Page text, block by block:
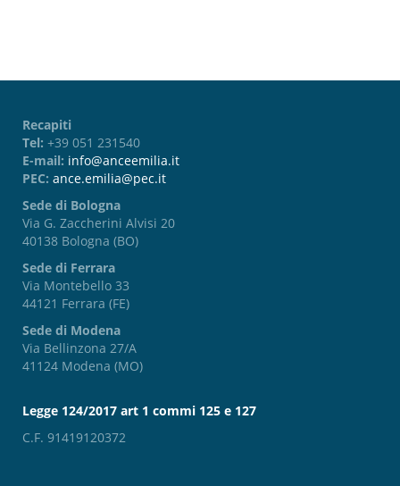
Recapiti
Tel: +39 051 231540
E-mail: info@anceemilia.it
PEC: ance.emilia@pec.it
Sede di Bologna
Via G. Zaccherini Alvisi 20
40138 Bologna (BO)
Sede di Ferrara
Via Montebello 33
44121 Ferrara (FE)
Sede di Modena
Via Bellinzona 27/A
41124 Modena (MO)
Legge 124/2017 art 1 commi 125 e 127
C.F. 91419120372